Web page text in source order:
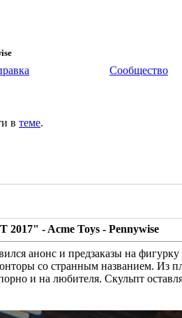
Сообщество
в теме.
2017" - Acme Toys - Pennywise
анонс и предзаказы на
со странным названием. Из
и на любителя. Скульпт